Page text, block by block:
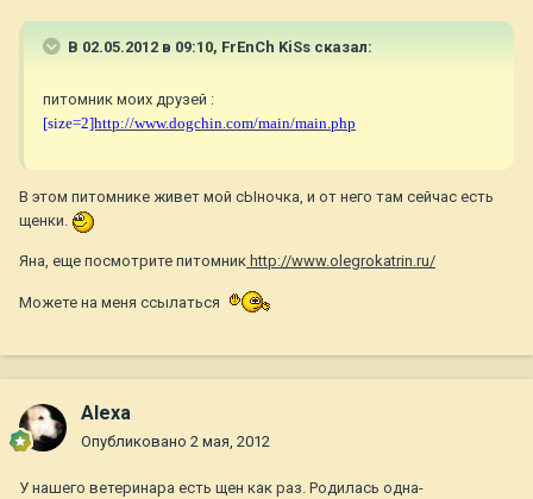
В 02.05.2012 в 09:10, FrEnCh KiSs сказал:
питомник моих друзей :
[size=2]http://www.dogchin.com/main/main.php
В этом питомнике живет мой сЫночка, и от него там сейчас есть
щенки.
Яна, еще посмотрите питомник http://www.olegrokatrin.ru/
Можете на меня ссылаться
Alexa
Опубликовано 2 мая, 2012
У нашего ветеринара есть щен как раз. Родилась одна-